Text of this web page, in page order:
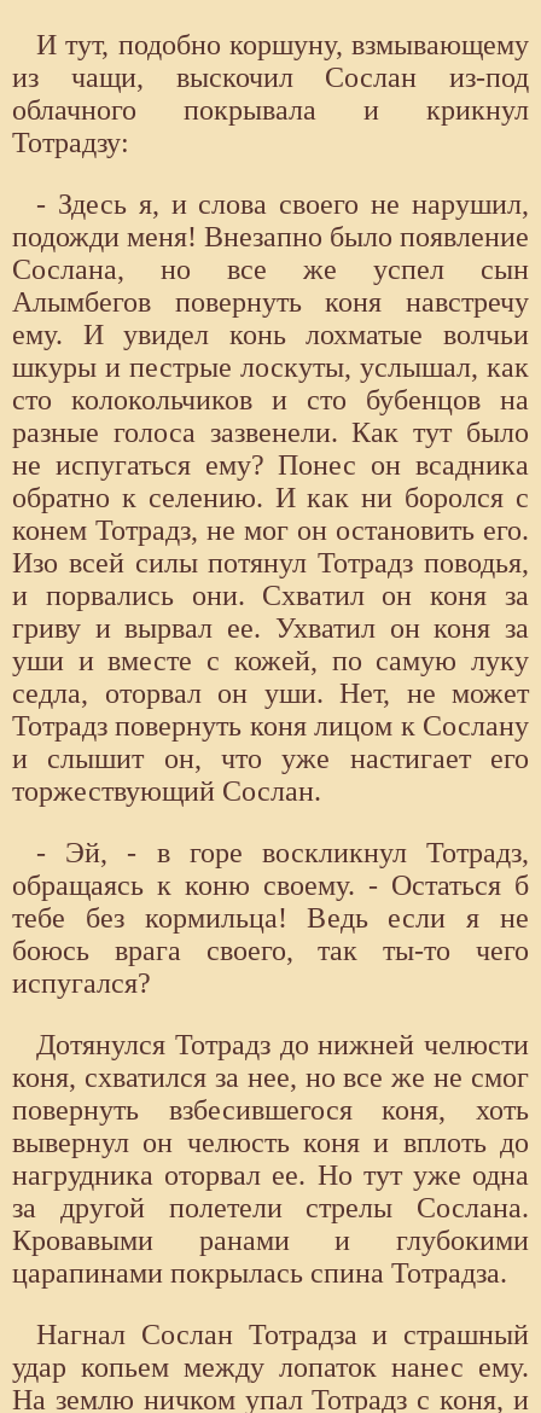
И тут, подобно коршуну, взмывающему
из чащи, выскочил Сослан из-под
облачного покрывала и крикнул
Тотрадзу:
- Здесь я, и слова своего не нарушил,
подожди меня! Внезапно было появление
Сослана, но все же успел сын
Алымбегов повернуть коня навстречу
ему. И увидел конь лохматые волчьи
шкуры и пестрые лоскуты, услышал, как
сто колокольчиков и сто бубенцов на
разные голоса зазвенели. Как тут было
не испугаться ему? Понес он всадника
обратно к селению. И как ни боролся с
конем Тотрадз, не мог он остановить его.
Изо всей силы потянул Тотрадз поводья,
и порвались они. Схватил он коня за
гриву и вырвал ее. Ухватил он коня за
уши и вместе с кожей, по самую луку
седла, оторвал он уши. Нет, не может
Тотрадз повернуть коня лицом к Сослану
и слышит он, что уже настигает его
торжествующий Сослан.
- Эй, - в горе воскликнул Тотрадз,
обращаясь к коню своему. - Остаться б
тебе без кормильца! Ведь если я не
боюсь врага своего, так ты-то чего
испугался?
Дотянулся Тотрадз до нижней челюсти
коня, схватился за нее, но все же не смог
повернуть взбесившегося коня, хоть
вывернул он челюсть коня и вплоть до
нагрудника оторвал ее. Но тут уже одна
за другой полетели стрелы Сослана.
Кровавыми ранами и глубокими
царапинами покрылась спина Тотрадза.
Нагнал Сослан Тотрадза и страшный
удар копьем между лопаток нанес ему.
На землю ничком упал Тотрадз с коня, и